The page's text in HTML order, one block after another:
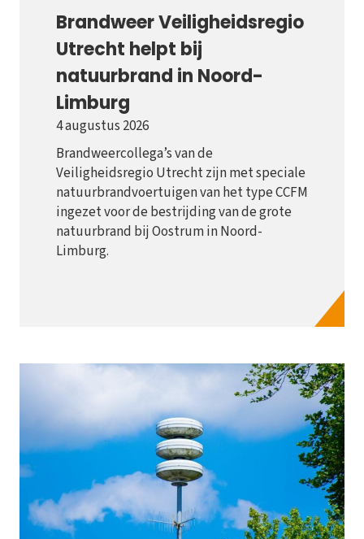
Brandweer Veiligheidsregio
Utrecht helpt bij
natuurbrand in Noord-
Limburg
4 augustus 2026
Brandweercollega’s van de
Veiligheidsregio Utrecht zijn met speciale
natuurbrandvoertuigen van het type CCFM
ingezet voor de bestrijding van de grote
natuurbrand bij Oostrum in Noord-
Limburg.